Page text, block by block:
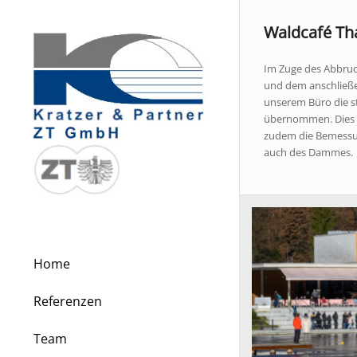
Home
Referenzen
Team
Waldcafé
Im Zuge des
und dem
unserem Büro die
übernommen.
zudem die
auch des Dammes.